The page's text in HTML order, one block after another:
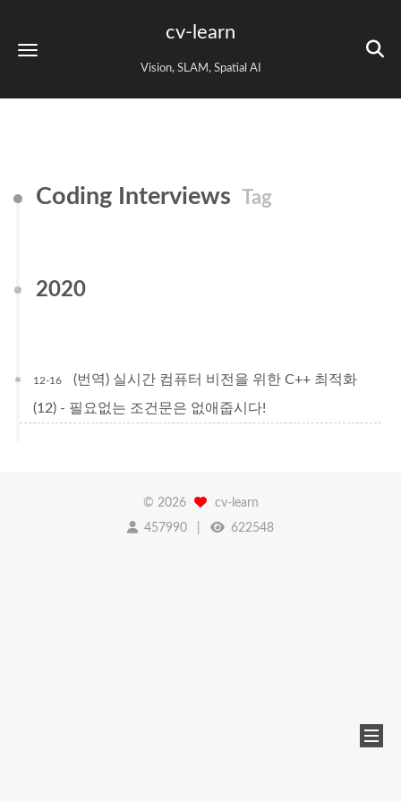
cv-learn
Vision, SLAM, Spatial AI
Coding Interviews Tag
2020
12-16
(번역) 실시간 컴퓨터 비전을 위한 C++ 최적화
(12) - 필요없는 조건문은 없애줍시다!
© 2026
cv-learn
457990
622548